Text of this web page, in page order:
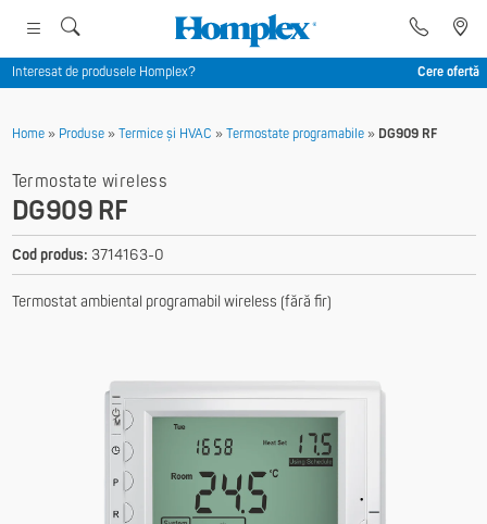
Interesat de produsele Homplex? Cere ofertă
Home» Produse» Termice și HVAC » Termostate programabile» DG909 RF
Termostate wireless
DG909 RF
Cod produs: 3714163-0
Termostat ambiental programabil wireless (fără fir)